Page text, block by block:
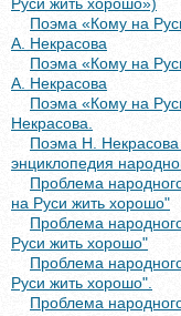
Поэма «Кому на
А. Некрасова
Поэма «Кому на
А. Некрасова
Поэма «Кому на
Некрасова.
Поэма Н.
энциклопедия
Проблема
на Руси жить хорошо"
Проблема
Руси жить хорошо"
Проблема
Руси жить хорошо".
Проблема